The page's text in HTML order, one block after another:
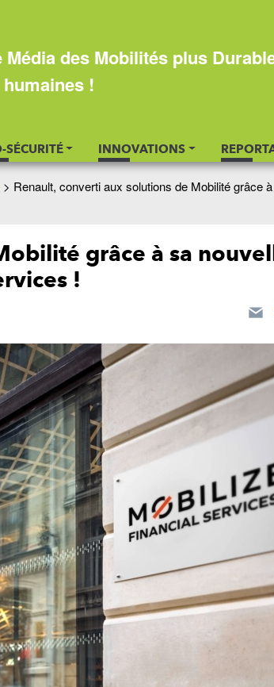
Média des Mobilités plus
!
SÉCURITÉ INNOVATIONS
> Renault, converti aux solutions de Mobilité grâce
grâce à sa
!